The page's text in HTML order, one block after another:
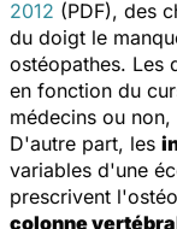
2012 (PDF), des
du doigt le
ostéopathes. Les
en fonction du
médecins ou
D'autre part, les
variables d'une
prescrivent
colonne